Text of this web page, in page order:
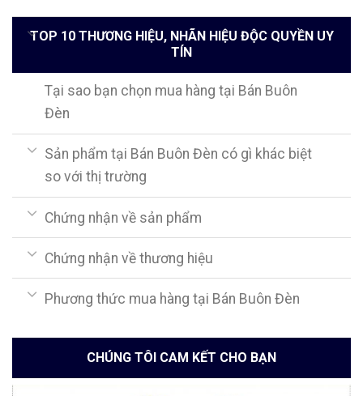
TOP 10 THƯƠNG HIỆU, NHÃN HIỆU ĐỘC QUYỀN UY
TÍN
Tại sao bạn chọn mua hàng tại Bán Buôn
Đèn
Sản phẩm tại Bán Buôn Đèn có gì khác biệt
so với thị trường
Chứng nhận về sản phẩm
Chứng nhận về thương hiệu
Phương thức mua hàng tại Bán Buôn Đèn
CHÚNG TÔI CAM KẾT CHO BẠN